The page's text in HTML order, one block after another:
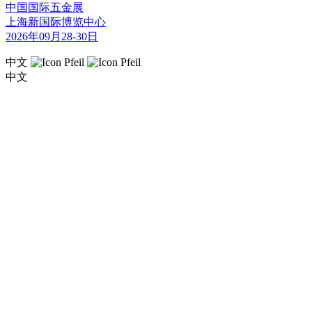
中国国际五金展
上海新国际博览中心
2026年09月28-30日
中文
中文